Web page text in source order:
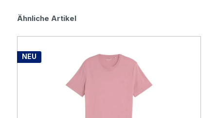
Produktgalerie überspringen
Ähnliche Artikel
NEU